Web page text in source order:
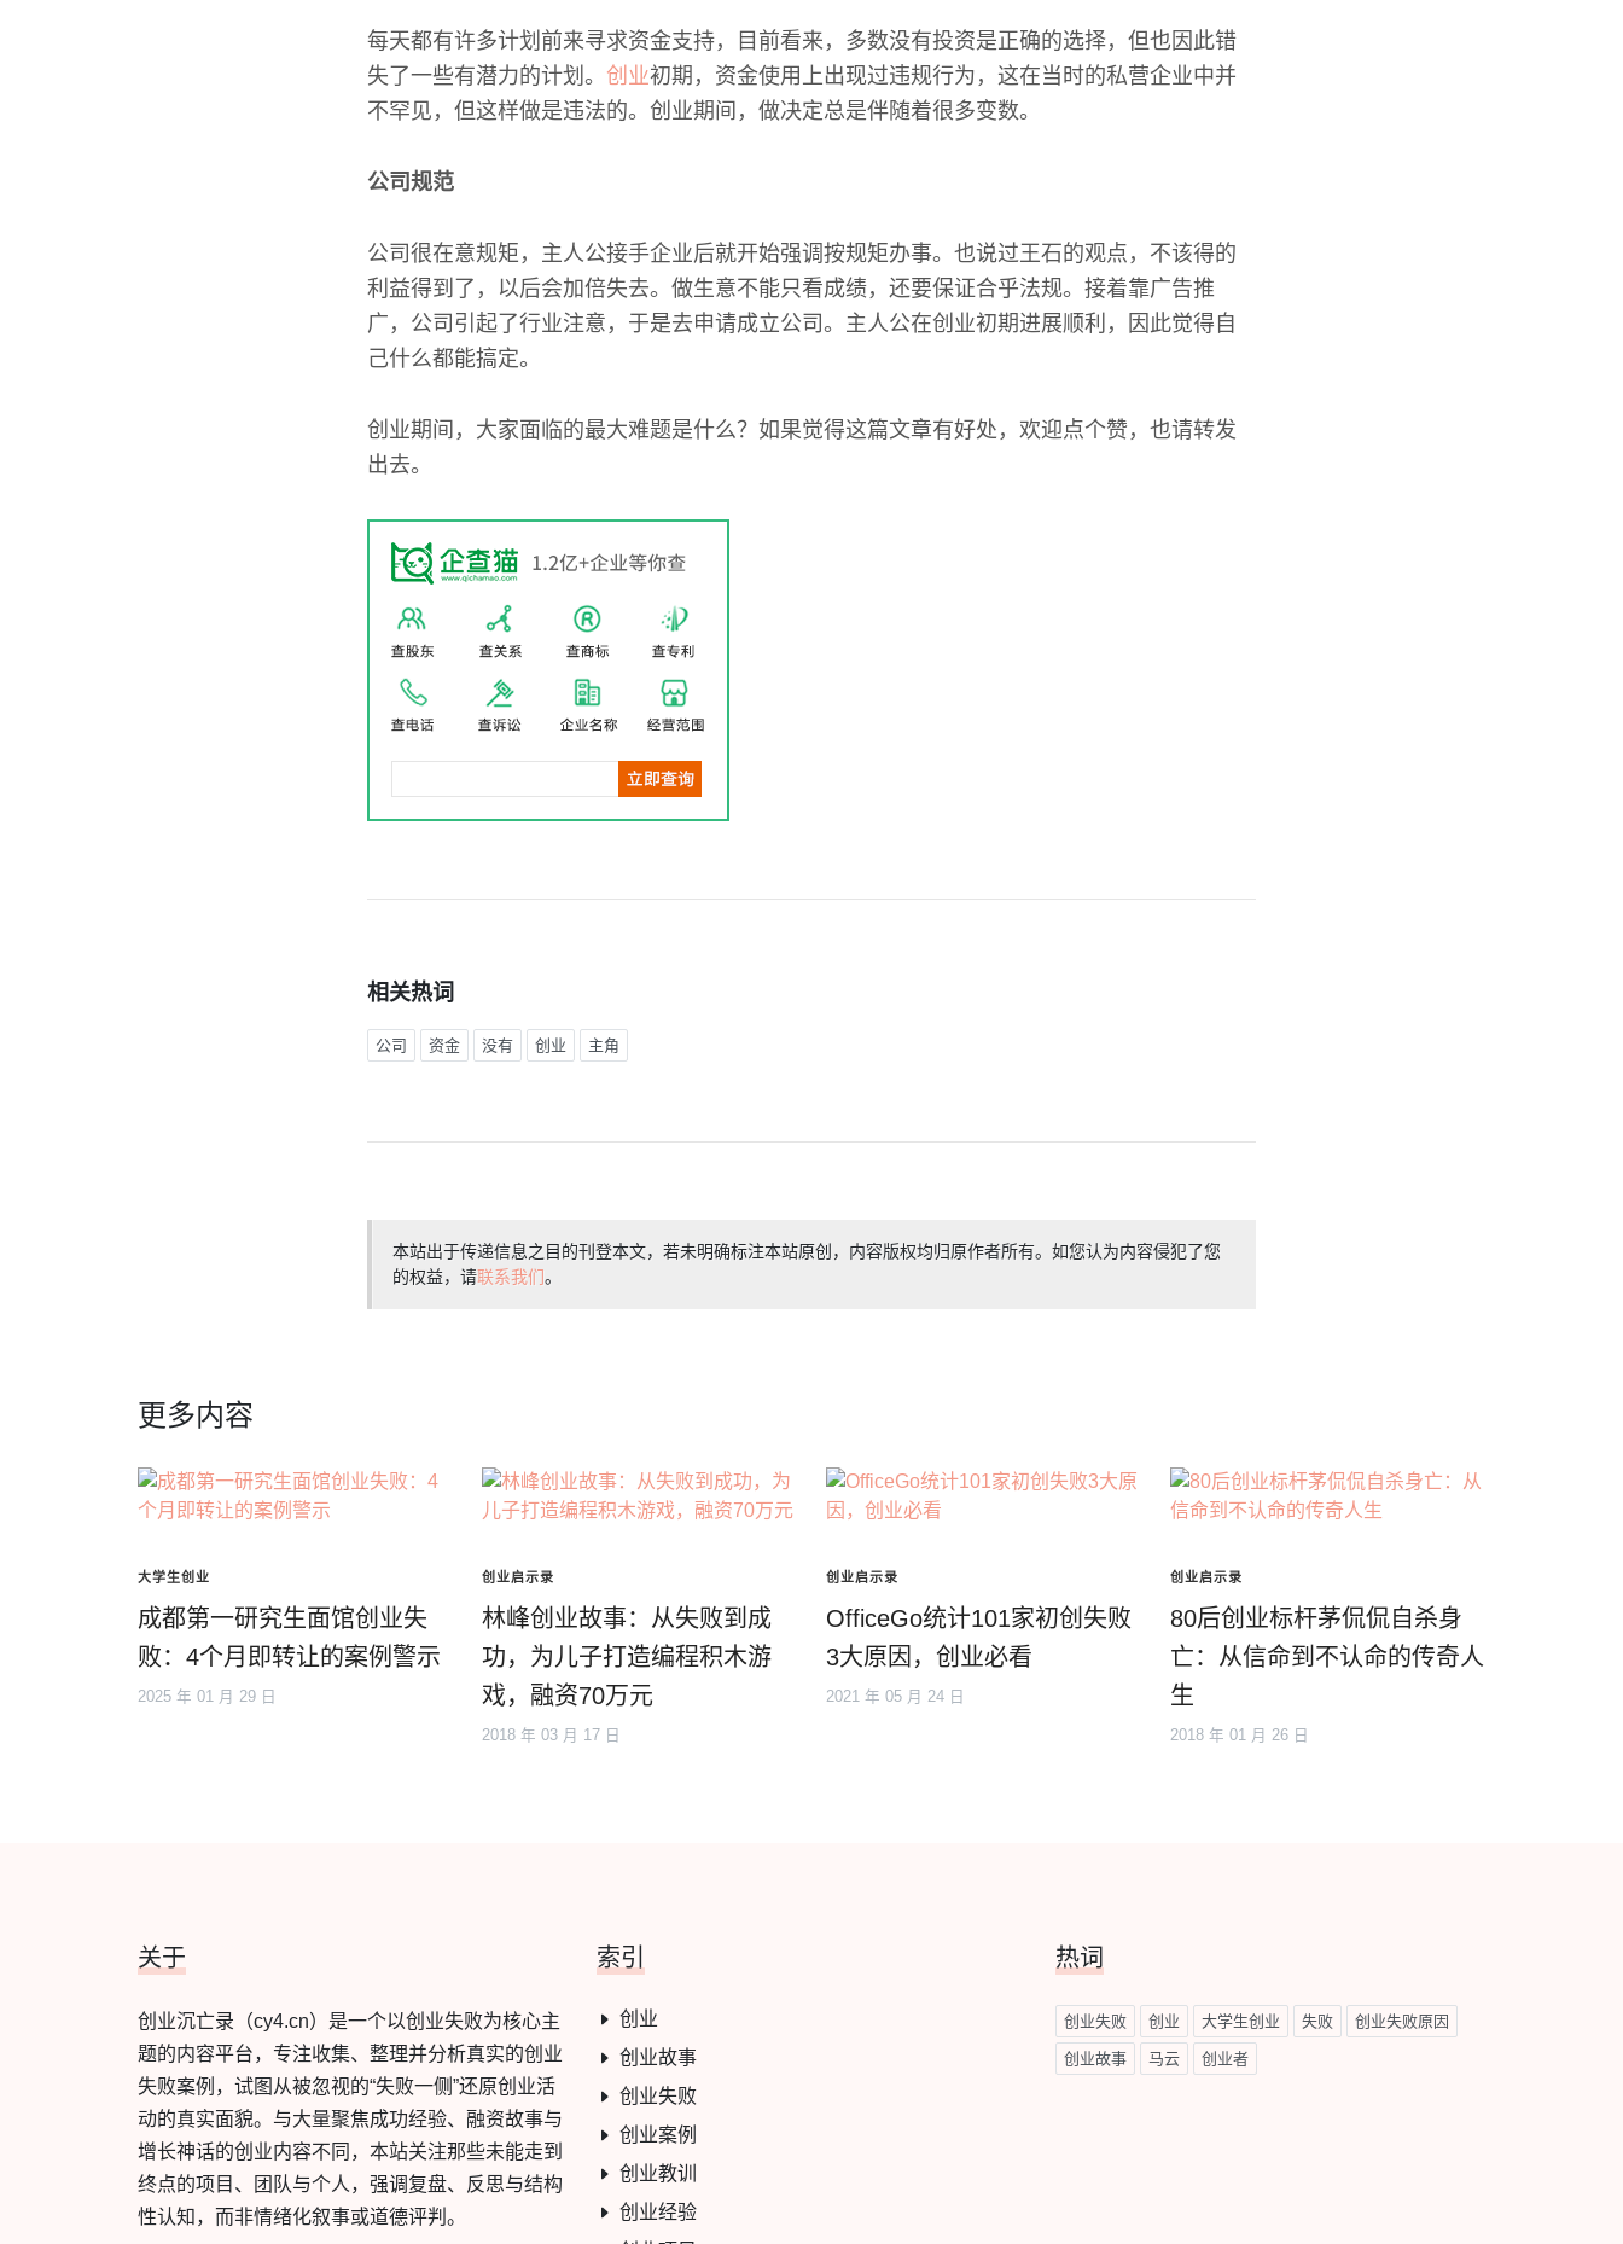
每天都有许多计划前来寻求资金支持，目前看来，多数没有投资是正确的选择，但也因此错
失了一些有潜力的计划。 创业初期，资金使用上出现过违规行为，这在当时的私营企业中并
不罕见，但这样做是违法的。创业期间，做决定总是伴随着很多变数。
公司规范
公司很在意规矩，主人公接手企业后就开始强调按规矩办事。也说过王石的观点，不该得的
利益得到了，以后会加倍失去。做生意不能只看成绩，还要保证合乎法规。接着靠广告推
广，公司引起了行业注意，于是去申请成立公司。主人公在创业初期进展顺利，因此觉得自
己什么都能搞定。
创业期间，大家面临的最大难题是什么？如果觉得这篇文章有好处，欢迎点个赞，也请转发
出去。
相关热词
公司 资金 没有 创业 主角
本站出于传递信息之目的刊登本文，若未明确标注本站原创，内容版权均归原作者所有。如您认为内容侵犯了您
的权益，请联系我们。
更多内容
大学生创业
成都第一研究生面馆创业失
败：4个月即转让的案例警示
2025 年 01 月 29 日
创业启示录
林峰创业故事：从失败到成
功，为儿子打造编程积木游
戏，融资70万元
2018 年 03 月 17 日
创业启示录
OfficeGo统计101家初创失败
3大原因，创业必看
2021 年 05 月 24 日
创业启示录
80后创业标杆茅侃侃自杀身
亡：从信命到不认命的传奇人
生
2018 年 01 月 26 日
关于
创业沉亡录（cy4.cn）是一个以创业失败为核心主
题的内容平台，专注收集、整理并分析真实的创业
失败案例，试图从被忽视的“失败一侧”还原创业活
动的真实面貌。与大量聚焦成功经验、融资故事与
增长神话的创业内容不同，本站关注那些未能走到
终点的项目、团队与个人，强调复盘、反思与结构
性认知，而非情绪化叙事或道德评判。
索引
创业
创业故事
创业失败
创业案例
创业教训
创业经验
热词
创业失败 创业 大学生创业 失败 创业失败原因
创业故事 马云 创业者